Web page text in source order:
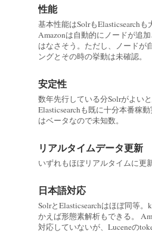
性能
基本性能はSolrもElasticsearchも
Amazonは自動的にノードが追
はなさそう。ただし、ノードが
ングとその時の挙動は未確認。
安定性
数年先行している分Solrがよいと
Elasticsearchも既に十分本番稼
はベータなので未知数。
リアルタイムデータ更新
いずれもほぼリアルタイムに更
日本語対応
SolrとElasticsearchはほぼ同等。
かえば形態素解析もできる。
対応していないが、Luceneの